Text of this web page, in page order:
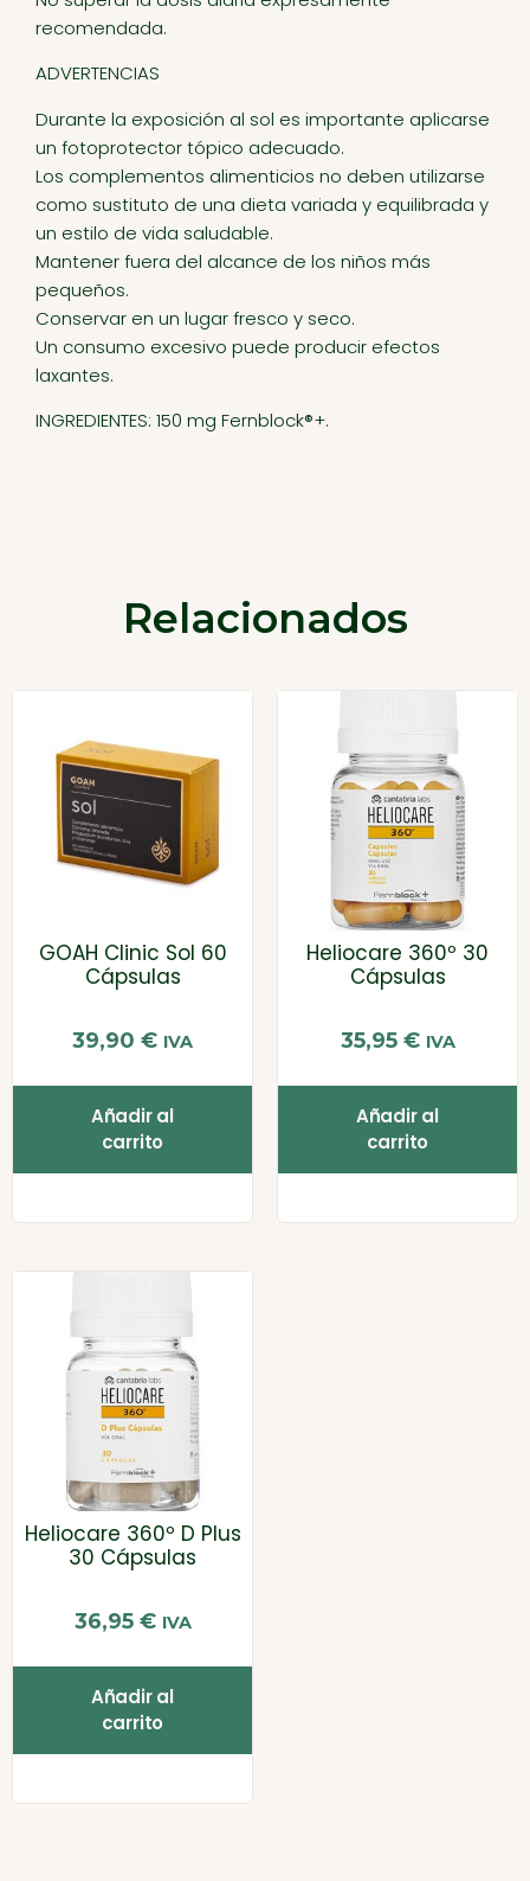
recomendada.
ADVERTENCIAS
Durante la exposición al sol es importante aplicarse
un fotoprotector tópico adecuado.
Los complementos alimenticios no deben utilizarse
como sustituto de una dieta variada y equilibrada y
un estilo de vida saludable.
Mantener fuera del alcance de los niños más
pequeños.
Conservar en un lugar fresco y seco.
Un consumo excesivo puede producir efectos
laxantes.
INGREDIENTES: 150 mg Fernblock®+.
Relacionados
GOAH Clinic Sol 60
Cápsulas
39,90 € IVA
Añadir al
carrito
Heliocare 360º 30
Cápsulas
35,95 € IVA
Añadir al
carrito
Heliocare 360º D Plus
30 Cápsulas
36,95 € IVA
Añadir al
carrito